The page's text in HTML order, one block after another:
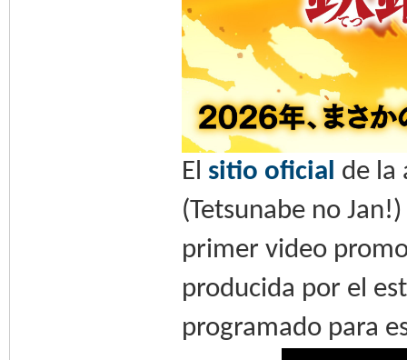
El sitio oficial de la
(Tetsunabe no
primer video
producida por el
programado para